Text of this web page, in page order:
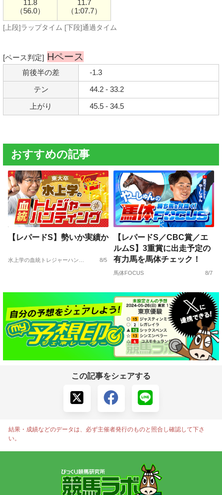
11.8
（56.0）
11.7
（1:07.7）
[上段]ラップタイム [下段]通過タイム
[ペース判定] Hペース
前後半の差 -1.3
テン 44.2 - 33.2
上がり 45.5 - 34.5
おすすめの記事
【レパードS】勢いか実績か
水上学の血統トレジャーハンティング 8/5
【レパードS／CBC賞／エ
ルムS】3重賞に出走予定の
有力馬を馬体チェック！
馬体FOCUS 8/7
この記事をシェアする
結果・成績などのデータは、必ず主催者発行のものと照合し確認して下さ
い。